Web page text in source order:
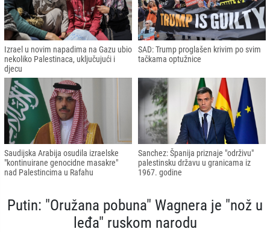
Izrael u novim napadima na Gazu ubio
nekoliko Palestinaca, uključujući i
djecu
SAD: Trump proglašen krivim po svim
tačkama optužnice
Saudijska Arabija osudila izraelske
"kontinuirane genocidne masakre"
nad Palestincima u Rafahu
Sanchez: Španija priznaje "održivu"
palestinsku državu u granicama iz
1967. godine
Putin: "Oružana pobuna" Wagnera je "nož u
leđa" ruskom narodu